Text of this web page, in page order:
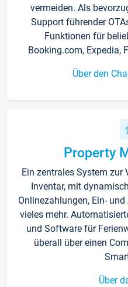
vermeiden. Als
Support führender
Funktionen für
Booking.com, Expedia,
Über den
Property
Ein zentrales System zur
Inventar, mit
Onlinezahlungen, Ein-
vieles mehr.
und Software für
überall über einen
Über